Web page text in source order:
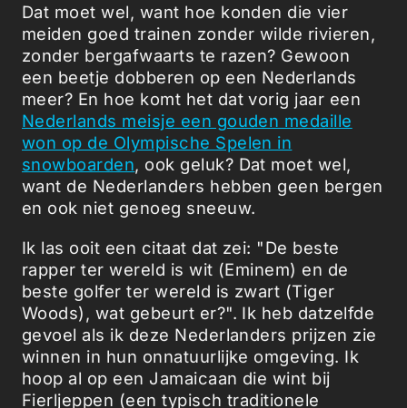
Dat moet wel, want hoe konden die vier
meiden goed trainen zonder wilde rivieren,
zonder bergafwaarts te razen? Gewoon
een beetje dobberen op een Nederlands
meer? En hoe komt het dat vorig jaar een
Nederlands meisje een gouden medaille
won op de Olympische Spelen in
snowboarden, ook geluk? Dat moet wel,
want de Nederlanders hebben geen bergen
en ook niet genoeg sneeuw.
Ik las ooit een citaat dat zei: "De beste
rapper ter wereld is wit (Eminem) en de
beste golfer ter wereld is zwart (Tiger
Woods), wat gebeurt er?". Ik heb datzelfde
gevoel als ik deze Nederlanders prijzen zie
winnen in hun onnatuurlijke omgeving. Ik
hoop al op een Jamaicaan die wint bij
Fierljeppen (een typisch traditionele